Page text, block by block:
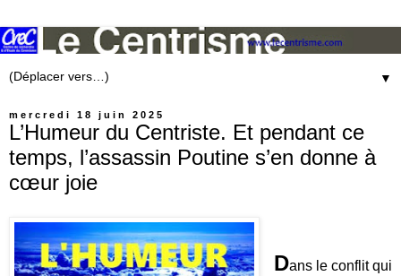
▼
mercredi 18 juin 2025
L’Humeur du Centriste. Et pendant ce
temps, l’assassin Poutine s’en donne à
cœur joie
Dans le conflit qui